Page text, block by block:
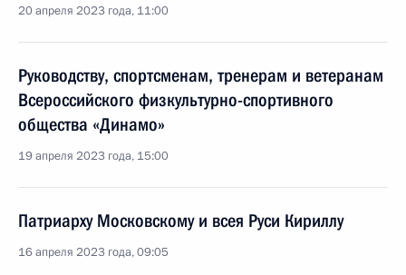
20 апреля 2023 года, 11:00
Руководству, спортсменам, тренерам и ветеранам
Всероссийского физкультурно-спортивного
общества «Динамо»
19 апреля 2023 года, 15:00
Патриарху Московскому и всея Руси Кириллу
16 апреля 2023 года, 09:05